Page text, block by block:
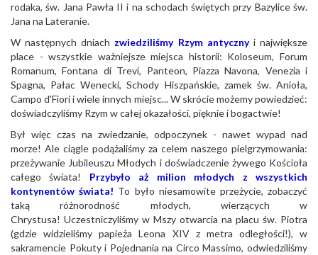
rodaka, św. Jana Pawła II i na schodach świętych przy Bazylice św.
Jana na Lateranie.
W następnych dniach zwiedziliśmy Rzym antycznyi największe
place - wszystkie ważniejsze miejsca historii: Koloseum, Forum
Romanum, Fontana di Trevi, Panteon, Piazza Navona, Venezia i
Spagna, Pałac Wenecki, Schody Hiszpańskie, zamek św. Anioła,
Campo d'Fiori i wiele innych miejsc... W skrócie możemy powiedzieć:
doświadczyliśmy Rzym w całej okazałości, pięknie i bogactwie!
Był więc czas na zwiedzanie, odpoczynek - nawet wypad nad
morze! Ale ciągle podążaliśmy za celem naszego pielgrzymowania:
przeżywanie Jubileuszu Młodych i doświadczenie żywego Kościoła
całego świata! Przybyło aż milion młodych z wszystkich
kontynentów świata! To było niesamowite przeżycie, zobaczyć
taką różnorodność młodych, wierzących w
Chrystusa! Uczestniczyliśmy w Mszy otwarcia na placu św. Piotra
(gdzie widzieliśmy papieża Leona XIV z metra odległości!), w
sakramencie Pokuty i Pojednania na Circo Massimo, odwiedziliśmy